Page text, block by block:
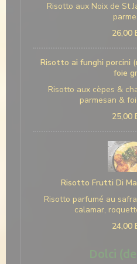
Risotto aux Noix de St
26,00
Risotto ai funghi porcini
foie
Risotto aux cèpes &
parmesan &
25,00
Risotto Frutti Di
Risotto parfumé au
calamar,
24,00
Dolci